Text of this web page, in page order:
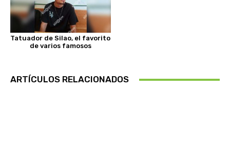
Tatuador de Silao, el favorito
de varios famosos
ARTÍCULOS RELACIONADOS